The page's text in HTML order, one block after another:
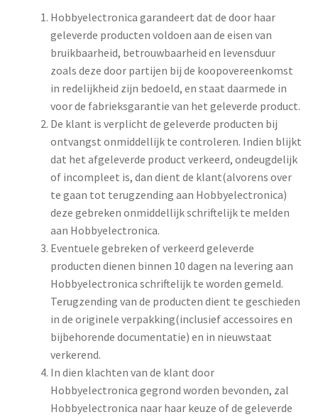
Hobbyelectronica garandeert dat de door haar
geleverde producten voldoen aan de eisen van
bruikbaarheid, betrouwbaarheid en levensduur
zoals deze door partijen bij de koopovereenkomst
in redelijkheid zijn bedoeld, en staat daarmede in
voor de fabrieksgarantie van het geleverde product.
De klant is verplicht de geleverde producten bij
ontvangst onmiddellijk te controleren. Indien blijkt
dat het afgeleverde product verkeerd, ondeugdelijk
of incompleet is, dan dient de klant(alvorens over
te gaan tot terugzending aan Hobbyelectronica)
deze gebreken onmiddellijk schriftelijk te melden
aan Hobbyelectronica.
Eventuele gebreken of verkeerd geleverde
producten dienen binnen 10 dagen na levering aan
Hobbyelectronica schriftelijk te worden gemeld.
Terugzending van de producten dient te geschieden
in de originele verpakking(inclusief accessoires en
bijbehorende documentatie) en in nieuwstaat
verkerend.
In dien klachten van de klant door
Hobbyelectronica gegrond worden bevonden, zal
Hobbyelectronica naar haar keuze of de geleverde